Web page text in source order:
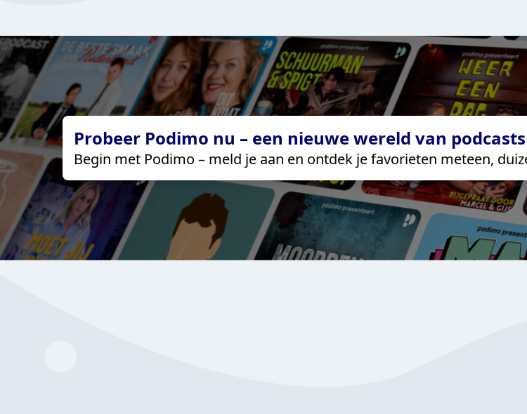
Probeer Podimo nu – een nieuwe wereld van
Begin met Podimo – meld je aan en ontdek je favorieten meteen,